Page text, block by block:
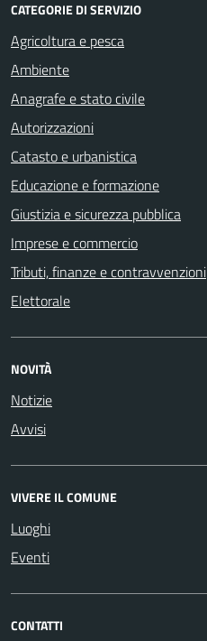
CATEGORIE DI SERVIZIO
Agricoltura e pesca
Ambiente
Anagrafe e stato civile
Autorizzazioni
Catasto e urbanistica
Educazione e formazione
Giustizia e sicurezza pubblica
Imprese e commercio
Tributi, finanze e contravvenzioni
Elettorale
NOVITÀ
Notizie
Avvisi
VIVERE IL COMUNE
Luoghi
Eventi
CONTATTI